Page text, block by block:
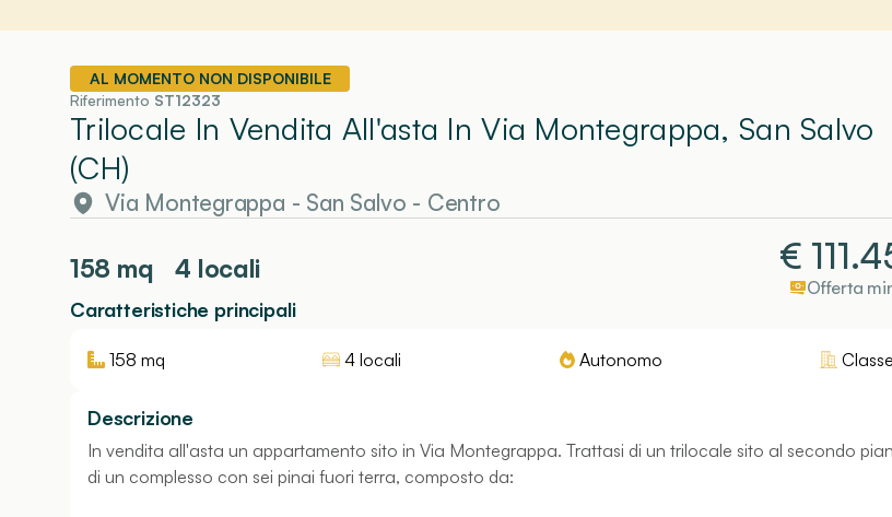
AL MOMENTO NON DISPONIBILE
Riferimento ST12323
Trilocale In Vendita All'asta In Via Montegrappa, San Salvo
(CH)
Via Montegrappa - San Salvo - Centro
158 mq 4 locali €
Offerta
Caratteristiche principali
158 mq 4 locali Autonomo Classe
Descrizione
In vendita all'asta un appartamento sito in Via Montegrappa. Trattasi di un trilocale sito al secondo
di un complesso con sei pinai fuori terra, composto da: